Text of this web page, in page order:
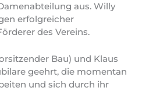
aus. Willy
erfolgreicher
des Vereins.
Bau) und Klaus
geehrt, die momentan
und sich durch ihr